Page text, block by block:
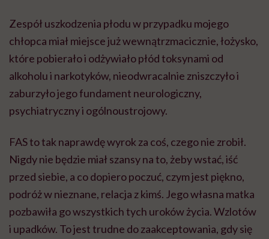
Zespół uszkodzenia płodu w przypadku mojego
chłopca miał miejsce już wewnątrzmacicznie, łożysko,
które pobierało i odżywiało płód toksynami od
alkoholu i narkotyków, nieodwracalnie zniszczyło i
zaburzyło jego fundament neurologiczny,
psychiatryczny i ogólnoustrojowy.
FAS to tak naprawdę wyrok za coś, czego nie zrobił.
Nigdy nie będzie miał szansy na to, żeby wstać, iść
przed siebie, a co dopiero poczuć, czym jest piękno,
podróż w nieznane, relacja z kimś. Jego własna matka
pozbawiła go wszystkich tych uroków życia. Wzlotów
i upadków. To jest trudne do zaakceptowania, gdy się